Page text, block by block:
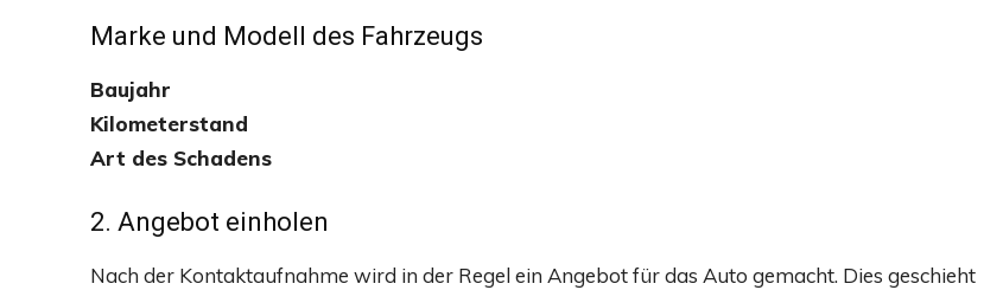
Marke und Modell des Fahrzeugs
Baujahr
Kilometerstand
Art des Schadens
2. Angebot einholen
Nach der Kontaktaufnahme wird in der Regel ein Angebot für das Auto gemacht. Dies geschieht